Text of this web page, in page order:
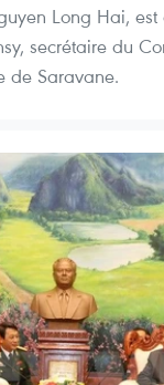
Long Hai,
secrétaire du
de Saravane.